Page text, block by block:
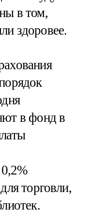
в том,
здоровее.
в фонд в
торговли,